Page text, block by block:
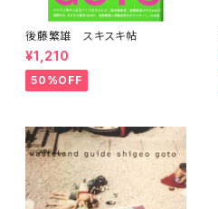
後藤繁雄 スキスキ帖
¥1,210
50%OFF